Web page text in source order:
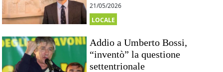
21/05/2026
LOCALE
Addio a Umberto Bossi,
“inventò” la questione
settentrionale